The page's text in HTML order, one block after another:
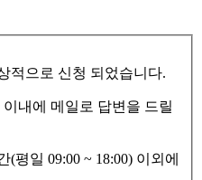
적으로 신청 되었습니다.
내에 메일로 답변을 드릴
평일 09:00 ~ 18:00) 이외에